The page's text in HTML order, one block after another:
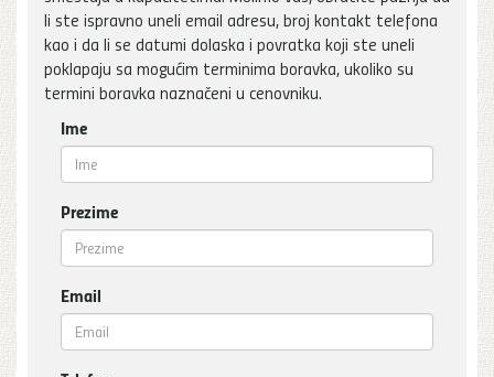
li ste ispravno uneli email adresu, broj kontakt telefona
kao i da li se datumi dolaska i povratka koji ste uneli
poklapaju sa mogućim terminima boravka, ukoliko su
termini boravka naznačeni u cenovniku.
Ime
Prezime
Email